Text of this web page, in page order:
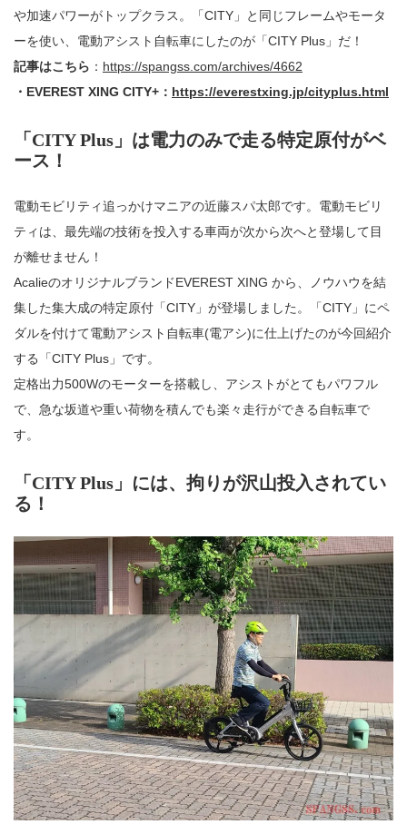
や加速パワーがトップクラス。「CITY」と同じフレームやモータ
ーを使い、電動アシスト自転車にしたのが「CITY Plus」だ！
記事はこちら ： https://spangss.com/archives/4662
・EVEREST XING CITY+： https://everestxing.jp/cityplus.html
「CITY Plus」は電力のみで走る特定原付がベ
ース！
電動モビリティ追っかけマニアの近藤スパ太郎です。電動モビリ
ティは、最先端の技術を投入する車両が次から次へと登場して目
が離せません！
AcalieのオリジナルブランドEVEREST XING から、ノウハウを結
集した集大成の特定原付「CITY」が登場しました。「CITY」にペ
ダルを付けて電動アシスト自転車(電アシ)に仕上げたのが今回紹介
する「CITY Plus」です。
定格出力500Wのモーターを搭載し、アシストがとてもパワフル
で、急な坂道や重い荷物を積んでも楽々走行ができる自転車で
す。
「CITY Plus」には、拘りが沢山投入されてい
る！